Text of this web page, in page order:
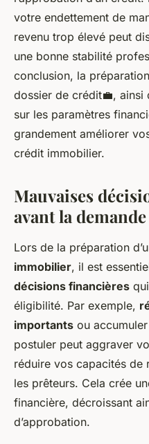
votre endettement de
revenu trop élevé peut
une bonne stabilité
conclusion, la
dossier de crédit💼, ainsi
sur les paramètres
grandement améliorer
crédit immobilier.
Mauvaises
avant la demande
Lors de la préparation
immobilier, il est
décisions financières
éligibilité. Par exemple,
importants ou
postuler peut aggraver
réduire vos capacités de
les prêteurs. Cela crée
financière, décroissant
d’approbation.